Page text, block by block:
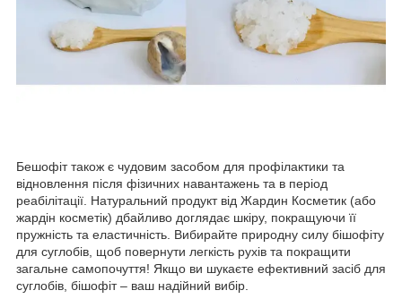
Бешофіт також є чудовим засобом для профілактики та
відновлення після фізичних навантажень та в період
реабілітації. Натуральний продукт від Жардин Косметик (або
жардін косметік) дбайливо доглядає шкіру, покращуючи її
пружність та еластичність. Вибирайте природну силу бішофіту
для суглобів, щоб повернути легкість рухів та покращити
загальне самопочуття! Якщо ви шукаєте ефективний засіб для
суглобів, бішофіт – ваш надійний вибір.